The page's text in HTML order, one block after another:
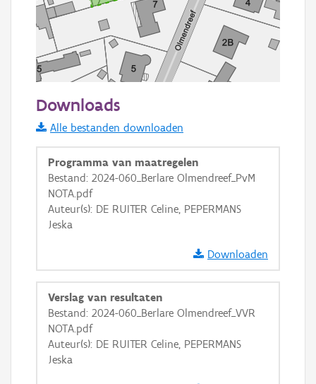
Informatie Vlaanderen
i
+
Basis Lagen
OSM-Basiskaart
Downloads
Alle bestanden downloaden
Programma van maatregelen
Bestand: 2024-060_Berlare Olmendreef_PvM
NOTA.pdf
Auteur(s): DE RUITER Celine, PEPERMANS
Jeska
Downloaden
Verslag van resultaten
Bestand: 2024-060_Berlare Olmendreef_VVR
NOTA.pdf
Auteur(s): DE RUITER Celine, PEPERMANS
Jeska